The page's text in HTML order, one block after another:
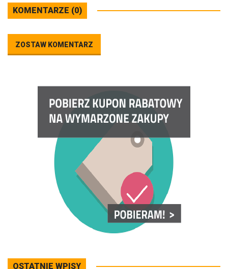
KOMENTARZE (0)
ZOSTAW KOMENTARZ
OSTATNIE WPISY